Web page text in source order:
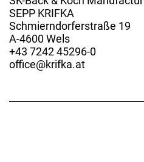
SEPP KRIFKA
Schmierndorferstraße 19
A-4600 Wels
+43 7242 45296-0
office@krifka.at